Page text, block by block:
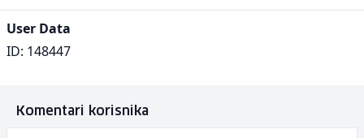
User Data
ID: 148447
Komentari korisnika